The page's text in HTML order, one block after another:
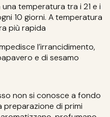
temperatura tra i 21 e i
10 giorni. A temperatura
più rapida
l’irrancidimento,
e di sesamo
non si conosce a fondo
preparazione di primi